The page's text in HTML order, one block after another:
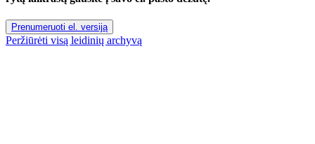
Prenumeruoti el. versiją
Peržiūrėti visą leidinių archyvą